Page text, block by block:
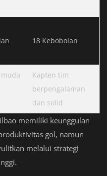
18 Kebobolan
Kapten tim
berpengalaman
dan solid
memiliki keunggulan
gol, namun
melalui strategi